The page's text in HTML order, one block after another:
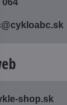
064
shop​.sk